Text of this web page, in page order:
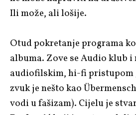
Ili može, ali lošije.
Otud pokretanje programa
albuma. Zove se Audio klub i
audiofilskim, hi-fi pristupom
zvuk je nešto kao
vodi u fašizam). Cijelu je